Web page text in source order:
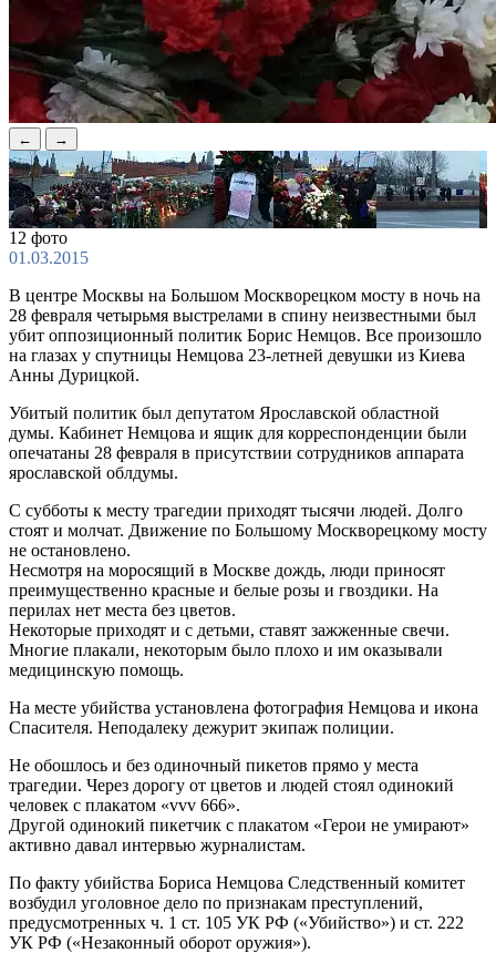
← →
12 фото
01.03.2015
В центре Москвы на Большом Москворецком мосту в ночь на
28 февраля четырьмя выстрелами в спину неизвестными был
убит оппозиционный политик Борис Немцов. Все произошло
на глазах у спутницы Немцова 23-летней девушки из Киева
Анны Дурицкой.
Убитый политик был депутатом Ярославской областной
думы. Кабинет Немцова и ящик для корреспонденции были
опечатаны 28 февраля в присутствии сотрудников аппарата
ярославской облдумы.
С субботы к месту трагедии приходят тысячи людей. Долго
стоят и молчат. Движение по Большому Москворецкому мосту
не остановлено.
Несмотря на моросящий в Москве дождь, люди приносят
преимущественно красные и белые розы и гвоздики. На
перилах нет места без цветов.
Некоторые приходят и с детьми, ставят зажженные свечи.
Многие плакали, некоторым было плохо и им оказывали
медицинскую помощь.
На месте убийства установлена фотография Немцова и икона
Спасителя. Неподалеку дежурит экипаж полиции.
Не обошлось и без одиночный пикетов прямо у места
трагедии. Через дорогу от цветов и людей стоял одинокий
человек с плакатом «vvv 666».
Другой одинокий пикетчик с плакатом «Герои не умирают»
активно давал интервью журналистам.
По факту убийства Бориса Немцова Следственный комитет
возбудил уголовное дело по признакам преступлений,
предусмотренных ч. 1 ст. 105 УК РФ («Убийство») и ст. 222
УК РФ («Незаконный оборот оружия»).